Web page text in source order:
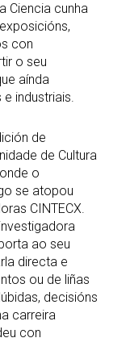
Ciencia cunha
con
o seu
aínda
industriais.
de
de Cultura
o
se atopou
CINTECX.
ao seu
directa e
ou de liñas
decisións
carreira
con